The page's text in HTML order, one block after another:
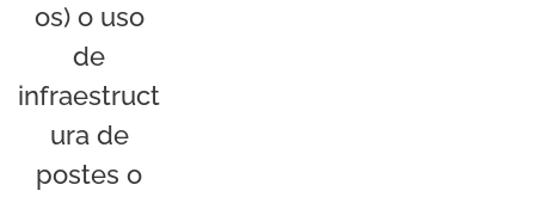
os) o uso
de
infraestruct
ura de
postes o